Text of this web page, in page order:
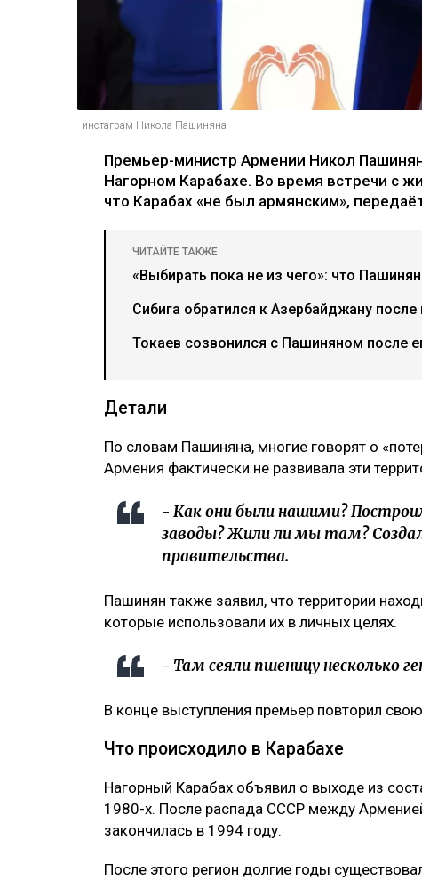
инстаграм Никола Пашиняна
Премьер-министр Армении Никол
Нагорном Карабахе. Во время встречи с
что Карабах «не был армянским»,
ЧИТАЙТЕ ТАКЖЕ
«Выбирать пока не из чего»: что
Сибига обратился к Азербайджану
Токаев созвонился с Пашиняном после
Детали
По словам Пашиняна, многие говорят о
Армения фактически не развивала эти
- Как они были нашими?
заводы? Жили ли мы там?
правительства.
Пашинян также заявил, что территории
которые использовали их в личных целях.
- Там сеяли пшеницу несколько
В конце выступления премьер повторил
Что происходило в Карабахе
Нагорный Карабах объявил о выходе из
1980-х. После распада СССР между
закончилась в 1994 году.
После этого регион долгие годы